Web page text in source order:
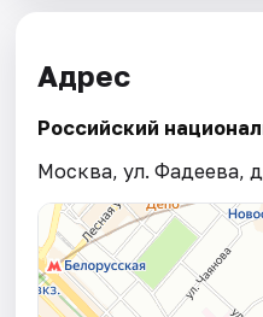
Адрес
Российский
Москва, ул. Фадеева,